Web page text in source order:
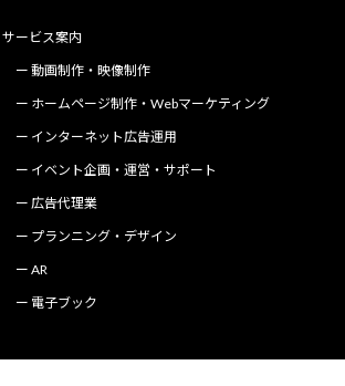
サービス案内
動画制作・映像制作
ホームページ制作・Webマーケティング
インターネット広告運用
イベント企画・運営・サポート
広告代理業
プランニング・デザイン
AR
電子ブック